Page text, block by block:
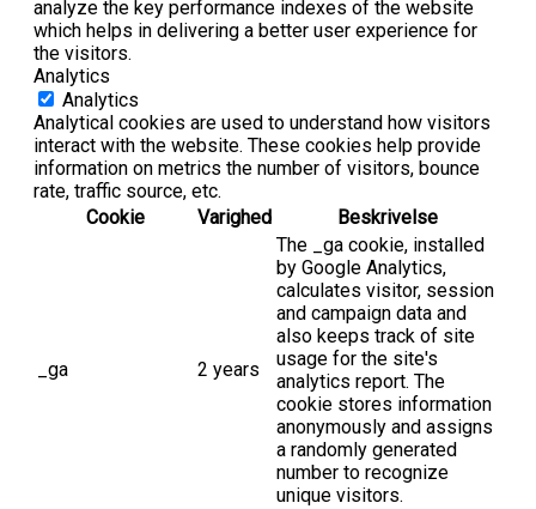
analyze the key performance indexes of the website
which helps in delivering a better user experience for
the visitors.
Analytics
Analytics
Analytical cookies are used to understand how visitors
interact with the website. These cookies help provide
information on metrics the number of visitors, bounce
rate, traffic source, etc.
Cookie
Varighed Beskrivelse
_ga 2 years
The _ga cookie, installed
by Google Analytics,
calculates visitor, session
and campaign data and
also keeps track of site
usage for the site's
analytics report. The
cookie stores information
anonymously and assigns
a randomly generated
number to recognize
unique visitors.